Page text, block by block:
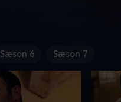
Sæson 6 Sæson 7